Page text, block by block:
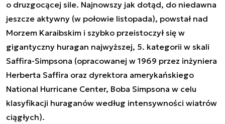
o druzgocącej sile. Najnowszy jak dotąd, do niedawna
jeszcze aktywny (w połowie listopada), powstał nad
Morzem Karaibskim i szybko przeistoczył się w
gigantyczny huragan najwyższej, 5. kategorii w skali
Saffira-Simpsona (opracowanej w 1969 przez inżyniera
Herberta Saffira oraz dyrektora amerykańskiego
National Hurricane Center, Boba Simpsona w celu
klasyfikacji huraganów według intensywności wiatrów
ciągłych).